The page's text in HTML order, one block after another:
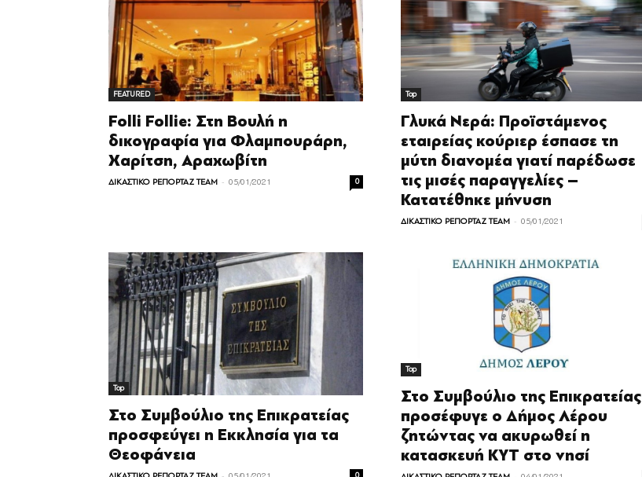
FEATURED
Folli Follie: Στη Βουλή η
δικογραφία για Φλαμπουράρη,
Χαρίτση, Αραχωβίτη
ΔΙΚΑΣΤΙΚΟ ΡΕΠΟΡΤΑΖ TEAM - 05/01/2021 0
Top
Γλυκά Νερά: Προϊστάμενος
εταιρείας κούριερ έσπασε τη
μύτη διανομέα γιατί παρέδωσε
τις μισές παραγγελίες –
Κατατέθηκε μήνυση
ΔΙΚΑΣΤΙΚΟ ΡΕΠΟΡΤΑΖ TEAM - 05/01/2021
Top
Στο Συμβούλιο της Επικρατείας
προσφεύγει η Εκκλησία για τα
Θεοφάνεια
0
Top
Στο Συμβούλιο της Επικρατείας
προσέφυγε ο Δήμος Λέρου
ζητώντας να ακυρωθεί η
κατασκευή ΚΥΤ στο νησί